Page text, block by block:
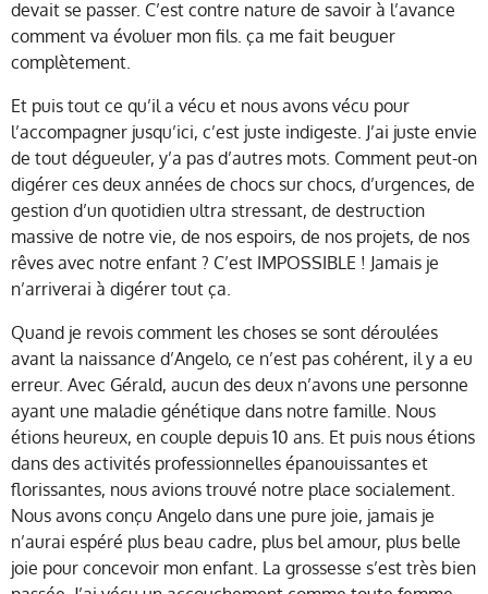
devait se passer. C’est contre nature de savoir à l’avance
comment va évoluer mon fils. ça me fait beuguer
complètement.
Et puis tout ce qu’il a vécu et nous avons vécu pour
l’accompagner jusqu’ici, c’est juste indigeste. J’ai juste envie
de tout dégueuler, y’a pas d’autres mots. Comment peut-on
digérer ces deux années de chocs sur chocs, d’urgences, de
gestion d’un quotidien ultra stressant, de destruction
massive de notre vie, de nos espoirs, de nos projets, de nos
rêves avec notre enfant ? C’est IMPOSSIBLE ! Jamais je
n’arriverai à digérer tout ça.
Quand je revois comment les choses se sont déroulées
avant la naissance d’Angelo, ce n’est pas cohérent, il y a eu
erreur. Avec Gérald, aucun des deux n’avons une personne
ayant une maladie génétique dans notre famille. Nous
étions heureux, en couple depuis 10 ans. Et puis nous étions
dans des activités professionnelles épanouissantes et
florissantes, nous avions trouvé notre place socialement.
Nous avons conçu Angelo dans une pure joie, jamais je
n’aurai espéré plus beau cadre, plus bel amour, plus belle
joie pour concevoir mon enfant. La grossesse s’est très bien